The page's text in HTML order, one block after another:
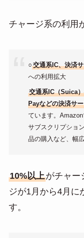
チャージ系の利用
○交通系IC、決済
への利用拡大
交通系IC（Suica
Payなどの決済サ
ています。
サブスクリプショ
品の購入など、幅
10%以上がチャー
ジが1月から4月に
す。